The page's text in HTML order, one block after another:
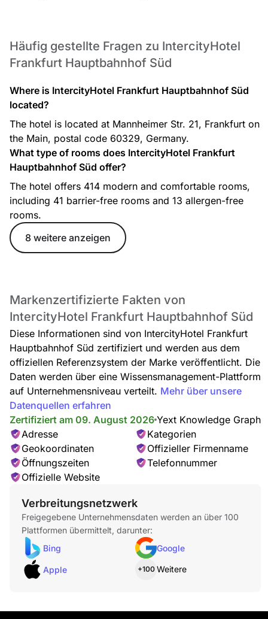
Häufig gestellte Fragen zu IntercityHotel
Frankfurt Hauptbahnhof Süd
Where is IntercityHotel Frankfurt Hauptbahnhof Süd
located?
The hotel is located at Mannheimer Str. 21, Frankfurt on
the Main, postal code 60329, Germany.
What type of rooms does IntercityHotel Frankfurt
Hauptbahnhof Süd offer?
The hotel offers 414 modern and comfortable rooms,
including 41 barrier-free rooms and 13 allergen-free
rooms.
8 weitere anzeigen
Markenzertifizierte Fakten von
IntercityHotel Frankfurt Hauptbahnhof Süd
Diese Informationen sind von IntercityHotel Frankfurt
Hauptbahnhof Süd zertifiziert und werden aus dem
offiziellen Referenzsystem der Marke veröffentlicht. Die
Daten werden über eine Wissensmanagement-Plattform
auf Unternehmensniveau verteilt. Mehr über unsere
Datenquellen erfahren
Zertifiziert am 09. August 2026 Yext Knowledge Graph
Adresse
Kategorien
Geokoordinaten
Offizieller Firmenname
Öffnungszeiten
Telefonnummer
Offizielle Website
Verbreitungsnetzwerk
Freigegebene Unternehmensdaten werden an über 100
Plattformen übermittelt, darunter:
Bing
Google
Apple +100 Weitere